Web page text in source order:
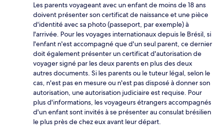
Les parents voyageant avec un enfant de moins de 18 ans
doivent présenter son certificat de naissance et une pièce
d'identité avec sa photo (passeport, par exemple) à
l'arrivée. Pour les voyages internationaux depuis le Brésil, si
l'enfant n'est accompagné que d'un seul parent, ce dernier
doit également présenter un certificat d'autorisation de
voyager signé par les deux parents en plus des deux
autres documents. Si les parents ou le tuteur légal, selon le
cas, n'est pas en mesure ou n'est pas disposé à donner son
autorisation, une autorisation judiciaire est requise. Pour
plus d'informations, les voyageurs étrangers accompagnés
d'un enfant sont invités à se présenter au consulat brésilien
le plus près de chez eux avant leur départ.